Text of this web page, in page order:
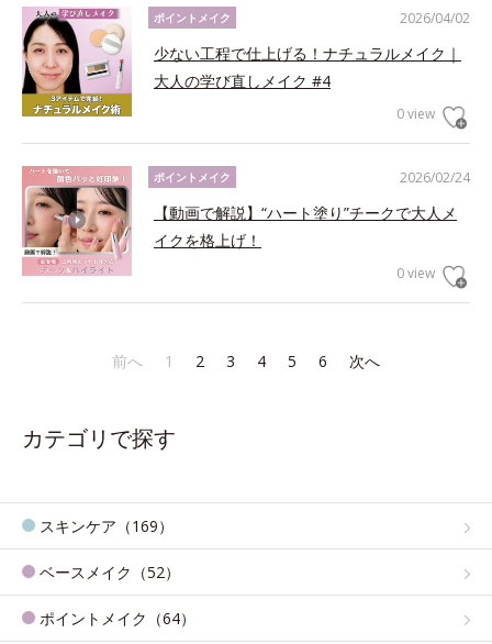
2026/04/02
ポイントメイク
少ない工程で仕上げる！ナチュラルメイク｜
大人の学び直しメイク #4
0 view
2026/02/24
ポイントメイク
【動画で解説】“ハート塗り”チークで大人メ
イクを格上げ！
0 view
前へ 1 2 3 4 5 6 次へ
カテゴリで探す
スキンケア（169）
ベースメイク（52）
ポイントメイク（64）